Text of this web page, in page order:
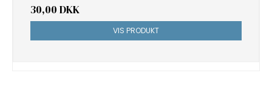
30,00 DKK
VIS PRODUKT